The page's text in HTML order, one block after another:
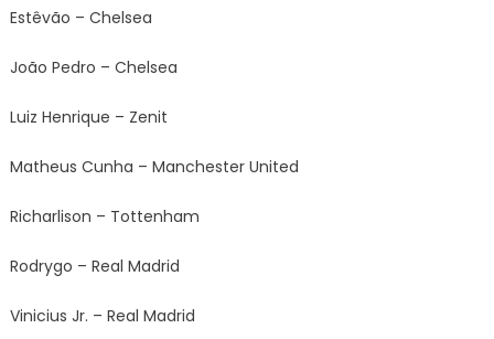
Estêvão – Chelsea
João Pedro – Chelsea
Luiz Henrique – Zenit
Matheus Cunha – Manchester United
Richarlison – Tottenham
Rodrygo – Real Madrid
Vinicius Jr. – Real Madrid